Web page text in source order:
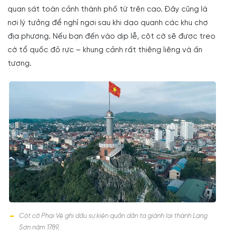
quan sát toàn cảnh thành phố từ trên cao. Đây cũng là
nơi lý tưởng để nghỉ ngơi sau khi dạo quanh các khu chợ
địa phương. Nếu bạn đến vào dịp lễ, cột cờ sẽ được treo
cờ tổ quốc đỏ rực – khung cảnh rất thiêng liêng và ấn
tượng.
Cột cờ Phai Vệ ghi dấu sự kiện quân dân ta giành lại thành Lạng
Sơn năm 1789.